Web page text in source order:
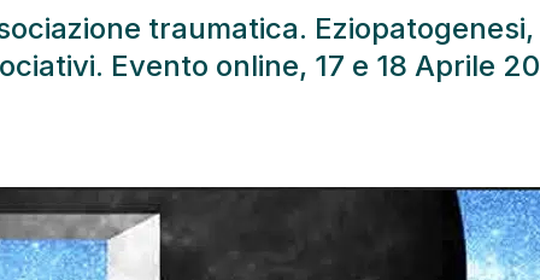
traumatica. Eziopatogenesi,
Evento online, 17 e 18 Aprile